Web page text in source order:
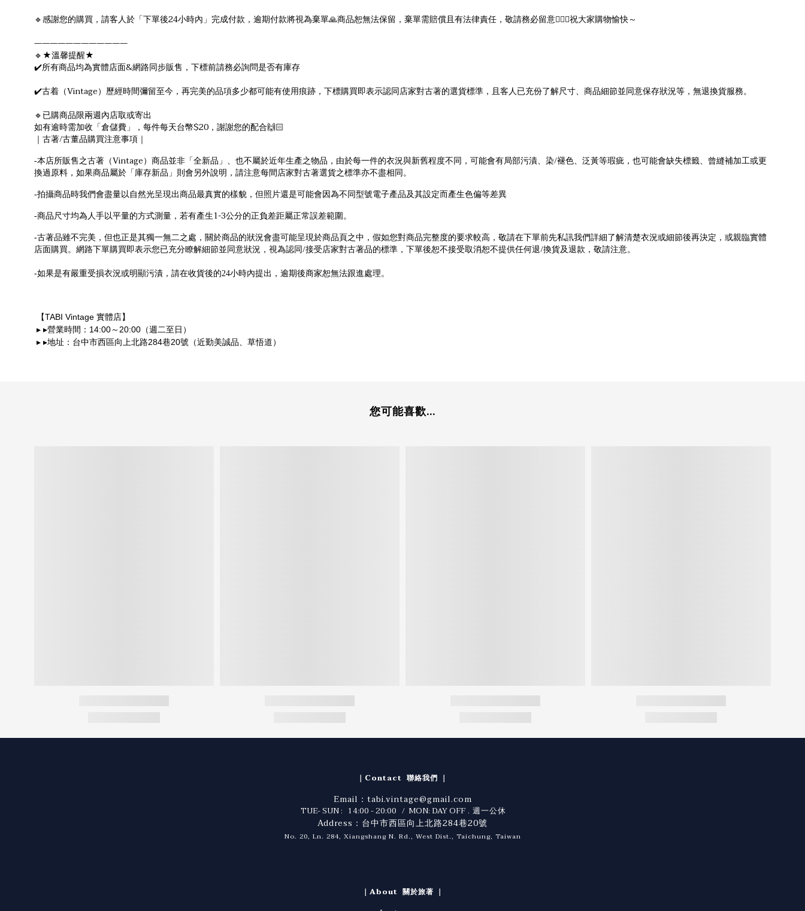
🔹感謝您的購買，請客人於「下單後24小時內」完成付款，逾期付款將視為棄單🙏商品恕無法保留，棄單需賠償且有法律責任，敬請務必留意🙇🏻‍♀️祝大家購物愉快～
————————————
🔹★溫馨提醒★
✔️所有商品均為實體店面&網路同步販售，下標前請務必詢問是否有庫存
✔️古着（Vintage）歷經時間彌留至今，再完美的品項多少都可能有使用痕跡，下標購買即表示認同店家對古著的選貨標準，且客人已充份了解尺寸、商品細節並同意保存狀況等，無退換貨服務。
🔹已購商品限兩週內店取或寄出
如有逾時需加收「倉儲費」，每件每天台幣$20，謝謝您的配合🙌🏻
｜古著/古董品購買注意事項｜
-本店所販售之古著（Vintage ）商品並非「全新品」、也不屬於近年生產之物品，由於每一件的衣況與新舊程度不同，可能會有局部污漬、染/褪色、泛黃等瑕疵，也可能會缺失標籤、曾縫補加工或更
換過原料，如果商品屬於「庫存新品」則會另外說明，請注意每間店家對古著選貨之標準亦不盡相同。
-拍攝商品時我們會盡量以自然光呈現出商品最真實的樣貌，但照片還是可能會因為不同型號電子產品及其設定而產生色偏等差異
-商品尺寸均為人手以平量的方式測量，若有產生 1-3公分的正負差距屬正常誤差範圍。
-古著品雖不完美，但也正是其獨一無二之處，關於商品的狀況會盡可能呈現於商品頁之中，假如您對商品完整度的要求較高，敬請在下單前先私訊我們詳細了解清楚衣況或細節後再決定，或親臨實體
店面購買。網路下單購買即表示您已充分瞭解細節並同意狀況，視為認同 /接受店家對古著品的標準，下單後恕不接受取消恕不提供任何退/換貨及退款，敬請注意。
-如果是有嚴重受損衣況或明顯污漬，請在收貨後的24小時內提出，逾期後商家恕無法跟進處理。
【TABI Vintage 實體店】
▸▸營業時間： 14:00 ～ 20:00 （週二至日）
▸▸地址：台中市西區向上北路284巷20號（近勤美誠品、草悟道）
您可能喜歡...
｜Contact 聯絡我們 ｜
Email：tabi.vintage@gmail.com
TUE- SUN : 14:00 - 20:00 / MON: DAY OFF . 週一公休
Address：台中市西區向上北路284巷20號
No. 20, Ln. 284, Xiangshang N. Rd., West Dist., Taichung, Taiwan
｜About 關於旅著 ｜